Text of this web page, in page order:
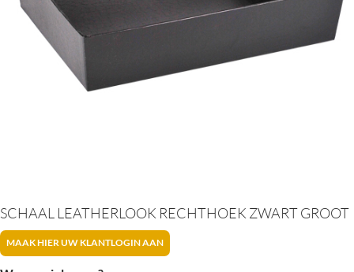
SCHAAL LEATHERLOOK RECHTHOEK ZWART GROOT
MAAK HIER UW KLANTLOGIN AAN